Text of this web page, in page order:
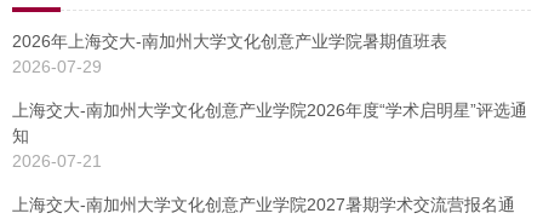
2026年上海交大-南加州大学文化创意产业学院暑期值班表
2026-07-29
上海交大-南加州大学文化创意产业学院2026年度“学术启明星”评选通
知
2026-07-21
上海交大-南加州大学文化创意产业学院2027暑期学术交流营报名通